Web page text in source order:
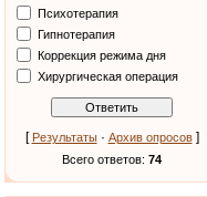
Психотерапия
Гипнотерапия
Коррекция режима дня
Хирургическая операция
[ Результаты· Архив опросов]
Всего ответов: 74